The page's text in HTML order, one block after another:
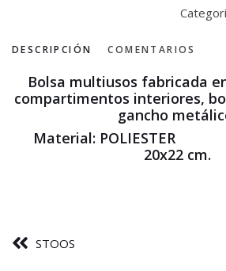
DESCRIPCIÓN COMENTARIOS
Bolsa multiusos fabricada
compartimentos interiores,
gancho
Material:
20x22 cm.
STOOS